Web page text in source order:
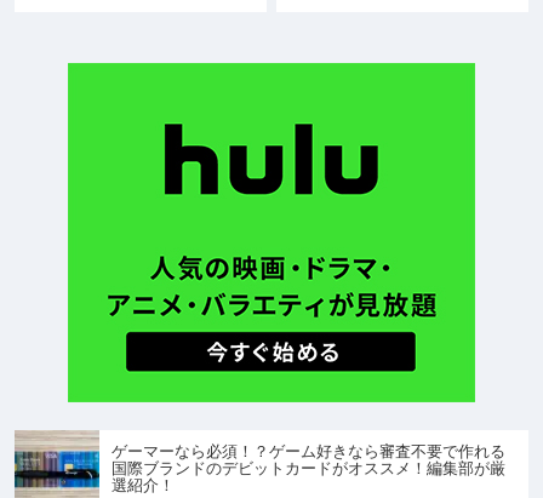
ゲーマーなら必須！？ゲーム好きなら審査不要で作れる
国際ブランドのデビットカードがオススメ！編集部が厳
選紹介！